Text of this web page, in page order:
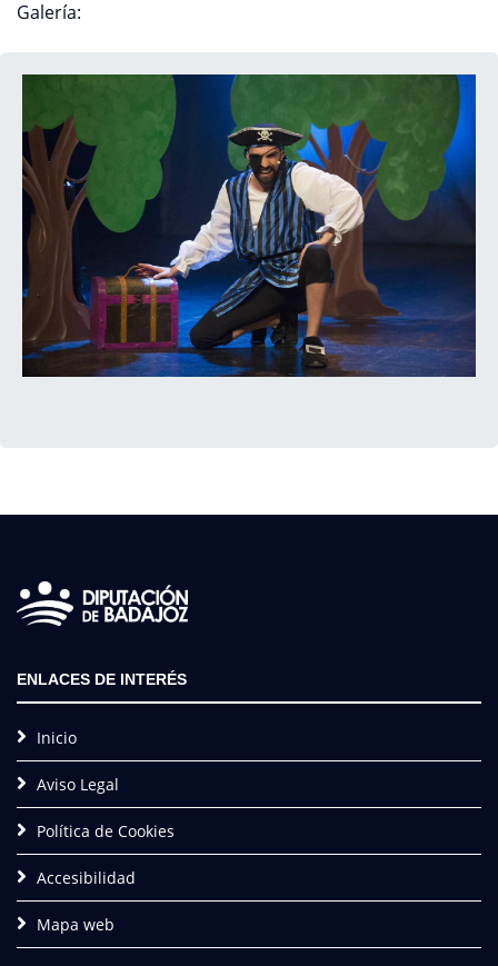
Galería:
ENLACES DE INTERÉS
Inicio
Aviso Legal
Política de Cookies
Accesibilidad
Mapa web